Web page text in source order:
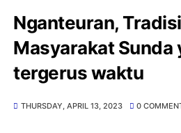
Nganteuran,
Masyarakat Sunda
tergerus waktu
THURSDAY, APRIL 13, 2023 0